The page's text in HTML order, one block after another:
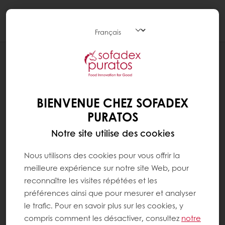
BIENVENUE CHEZ SOFADEX
PURATOS
Notre site utilise des cookies
Nous utilisons des cookies pour vous offrir la
meilleure expérience sur notre site Web, pour
reconnaître les visites répétées et les
préférences ainsi que pour mesurer et analyser
le trafic. Pour en savoir plus sur les cookies, y
compris comment les désactiver, consulteznotre